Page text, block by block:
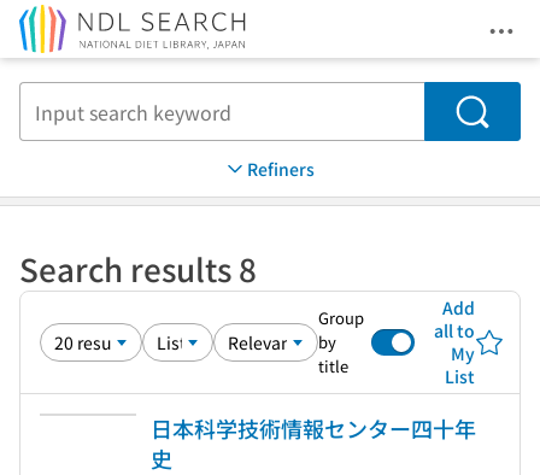
Search
Refiners
Search results 8
Group
by
title
Add
all to
My
List
日本科学技術情報センター四十年
史